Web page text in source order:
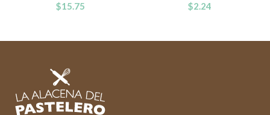
$15.75 $2.24